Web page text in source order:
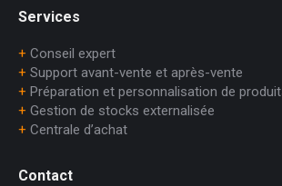
Services
+ Conseil expert
+ Support avant-vente et après-vente
+ Préparation et personnalisation de
+ Gestion de stocks externalisée
+ Centrale d’achat
Contact